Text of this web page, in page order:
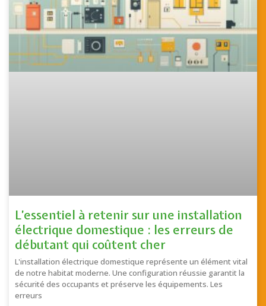
L’essentiel à retenir sur une installation
électrique domestique : les erreurs de
débutant qui coûtent cher
L'installation électrique domestique représente un élément vital
de notre habitat moderne. Une configuration réussie garantit la
sécurité des occupants et préserve les équipements. Les
erreurs